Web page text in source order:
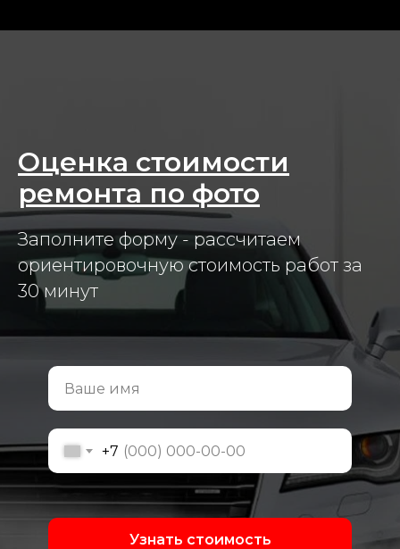
Оценка стоимости
ремонта по фото
Заполните форму - рассчитаем
ориентировочную стоимость работ за
30 минут
+7
Узнать стоимость